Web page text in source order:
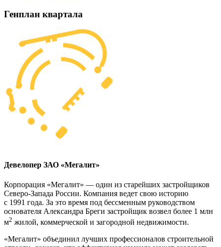
Генплан квартала
Девелопер ЗАО «Мегалит»
Корпорация «Мегалит» — один из старейших застройщиков
Северо-Запада России. Компания ведет свою историю
с 1991 года. За это время под бессменным руководством
основателя Александра Бреги застройщик возвел более 1 млн
м2 жилой, коммерческой и загородной недвижимости.
«Мегалит» объединил лучших профессионалов строительной